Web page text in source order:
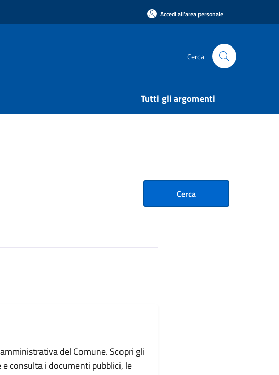
Accedi all'area personale
Cerca
Tutti gli argomenti
Cerca
del Comune. Scopri gli
consulta i documenti pubblici, le